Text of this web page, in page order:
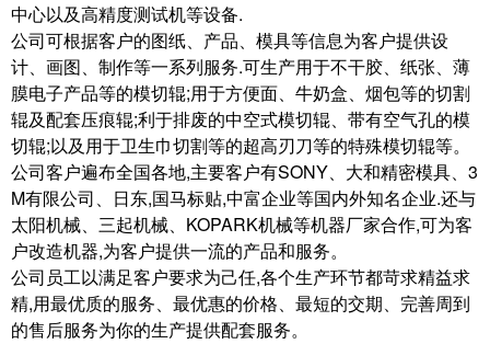
中心以及高精度测试机等设备.
公司可根据客户的图纸、产品、模具等信息为客户提供设
计、画图、制作等一系列服务.可生产用于不干胶、纸张、薄
膜电子产品等的模切辊;用于方便面、牛奶盒、烟包等的切割
辊及配套压痕辊;利于排废的中空式模切辊、带有空气孔的模
切辊;以及用于卫生巾切割等的超高刃刀等的特殊模切辊等。
公司客户遍布全国各地,主要客户有SONY、大和精密模具、3
M有限公司、日东,国马标贴,中富企业等国内外知名企业.还与
太阳机械、三起机械、KOPARK机械等机器厂家合作,可为客
户改造机器,为客户提供一流的产品和服务。
公司员工以满足客户要求为己任,各个生产环节都苛求精益求
精,用最优质的服务、最优惠的价格、最短的交期、完善周到
的售后服务为你的生产提供配套服务。